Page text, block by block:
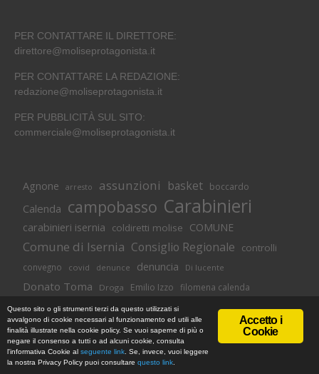
PER CONTATTARE IL DIRETTORE:
direttore@moliseprotagonista.it
PER CONTATTARE LA REDAZIONE:
redazione@moliseprotagonista.it
PER PUBBLICITÀ SUL SITO:
commerciale@moliseprotagonista.it
Agnone arresto assunzioni basket boccardo
Calenda campobasso Carabinieri
carabinieri isernia coldiretti molise COMUNE
Comune di Isernia Consiglio Regionale controlli
convegno covid denunce denuncia Di lucente
Donato Toma Droga Emilio Izzo filomena calenda
Isernia lavoro M5S magnolia molise
neuromed Occupazione polizia polizia di stato
Pozzilli presidente toma regione
regione molise
© Copyright 2018 -
MoliseProtagonista | Web Agency
Novus Studios
Informativa Cookie |Privacy Policy
Accetto i
Cookie
Questo sito o gli strumenti terzi da questo utilizzati si
avvalgono di cookie necessari al funzionamento ed utili alle
finalità illustrate nella cookie policy. Se vuoi saperne di più o
negare il consenso a tutti o ad alcuni cookie, consulta
l'informativa Cookie al seguente link . Se, invece, vuoi leggere
la nostra Privacy Policy puoi consultare questo link